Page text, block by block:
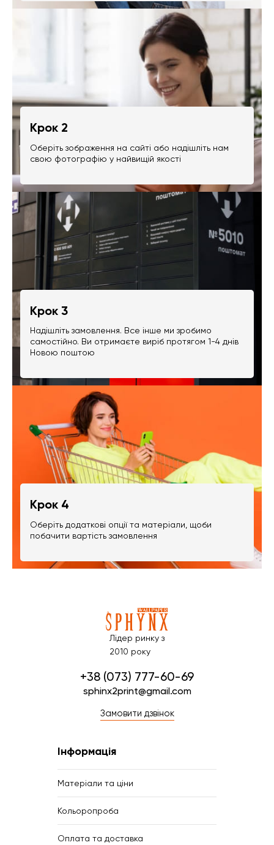
Крок 2
Оберіть зображення на сайті або надішліть нам
свою фотографію у найвищій якості
Крок 3
Надішліть замовлення. Все інше ми зробимо
самостійно. Ви отримаєте виріб протягом 1-4 днів
Новою поштою
Крок 4
Оберіть додаткові опції та матеріали, щоби
побачити вартість замовлення
Лідер ринку з
2010 року
+38 (073) 777-60-69
sphinx2print@gmail.com
Замовити дзвінок
Інформація
Матеріали та ціни
Кольоропроба
Оплата та доставка